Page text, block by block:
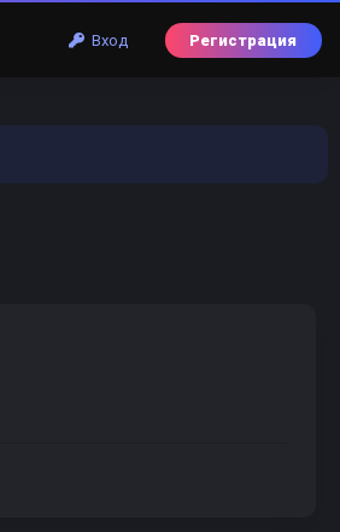
Вход Регистрация